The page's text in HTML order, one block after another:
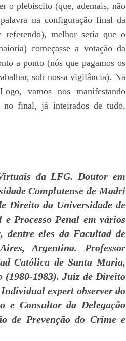
o plebiscito (que, ademais, não
na configuração final da
melhor seria que o
começasse a votação da
a ponto (nós que pagamos os
sob nossa vigilância). Na
vamos nos manifestando
no final, já inteirados de tudo,
da LFG. Doutor em
Complutense de Madri
Direito da Universidade de
Processo Penal em vários
dentre eles da Facultad de
Argentina. Professor
Católica de Santa Maria,
(1980-1983). Juiz de Direito
expert observer do
e Consultor da Delegação
de Prevenção do Crime e